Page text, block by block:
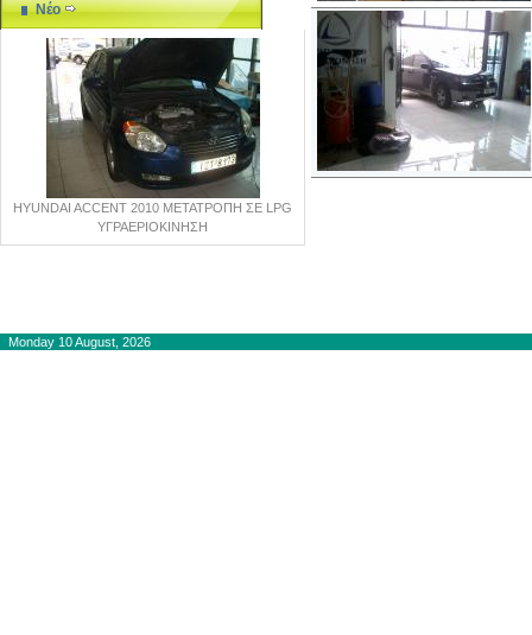
Νέο
HYUNDAI ACCENT 2010 ΜΕΤΑΤΡΟΠΗ ΣΕ LPG
ΥΓΡΑΕΡΙΟΚΙΝΗΣΗ
Monday 10 August, 2026